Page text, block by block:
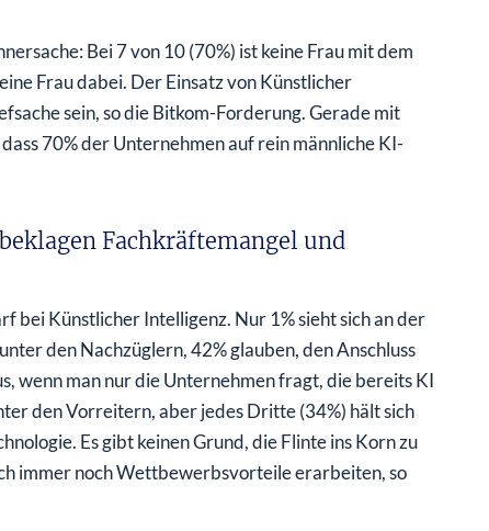
Bei 7 von 10 (70%) ist keine Frau mit dem
Frau dabei. Der Einsatz von Künstlicher
sein, so die Bitkom-Forderung. Gerade mit
70% der Unternehmen auf rein männliche KI-
Fachkräftemangel und
Künstlicher Intelligenz. Nur 1% sieht sich an der
den Nachzüglern, 42% glauben, den Anschluss
wenn man nur die Unternehmen fragt, die bereits KI
den Vorreitern, aber jedes Dritte (34%) hält sich
Es gibt keinen Grund, die Flinte ins Korn zu
immer noch Wettbewerbsvorteile erarbeiten, so